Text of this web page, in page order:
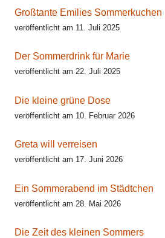
Großtante Emilies Sommerkuchen
veröffentlicht am 11. Juli 2025
Der Sommerdrink für Marie
veröffentlicht am 22. Juli 2025
Die kleine grüne Dose
veröffentlicht am 10. Februar 2026
Greta will verreisen
veröffentlicht am 17. Juni 2026
Ein Sommerabend im Städtchen
veröffentlicht am 28. Mai 2026
Die Zeit des kleinen Sommers